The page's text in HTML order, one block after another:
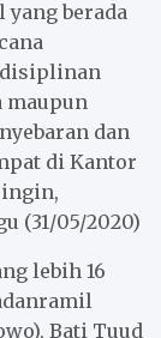
berada
maupun
dan
di Kantor
(31/05/2020)
lebih 16
Bati Tuud